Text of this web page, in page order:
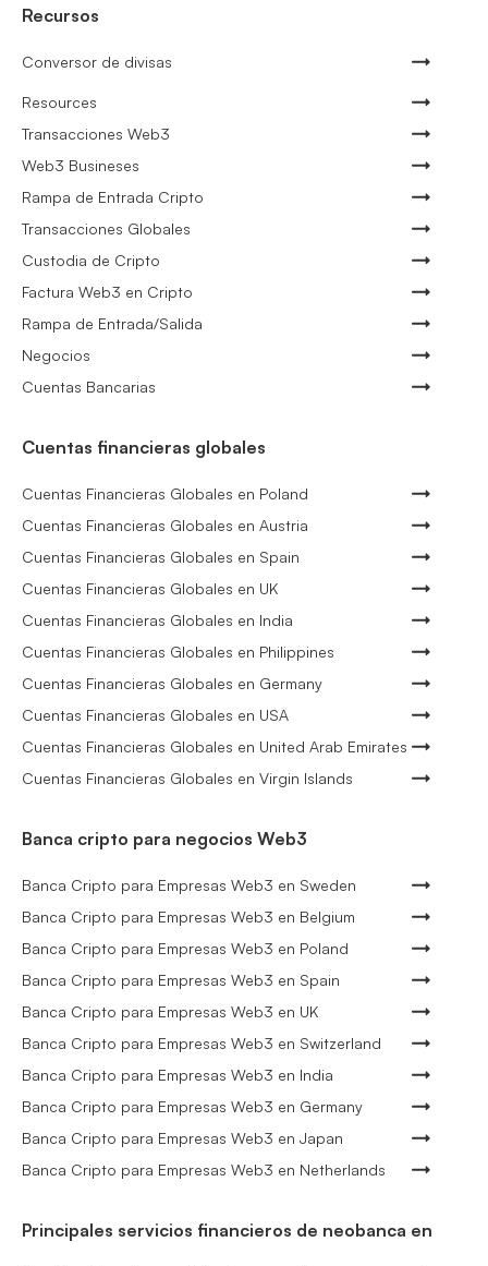
Recursos
Conversor de divisas
Resources
Transacciones Web3
Web3 Busineses
Rampa de Entrada Cripto
Transacciones Globales
Custodia de Cripto
Factura Web3 en Cripto
Rampa de Entrada/Salida
Negocios
Cuentas Bancarias
Cuentas financieras globales
Cuentas Financieras Globales en Poland
Cuentas Financieras Globales en Austria
Cuentas Financieras Globales en Spain
Cuentas Financieras Globales en UK
Cuentas Financieras Globales en India
Cuentas Financieras Globales en Philippines
Cuentas Financieras Globales en Germany
Cuentas Financieras Globales en USA
Cuentas Financieras Globales en United Arab Emirates
Cuentas Financieras Globales en Virgin Islands
Banca cripto para negocios Web3
Banca Cripto para Empresas Web3 en Sweden
Banca Cripto para Empresas Web3 en Belgium
Banca Cripto para Empresas Web3 en Poland
Banca Cripto para Empresas Web3 en Spain
Banca Cripto para Empresas Web3 en UK
Banca Cripto para Empresas Web3 en Switzerland
Banca Cripto para Empresas Web3 en India
Banca Cripto para Empresas Web3 en Germany
Banca Cripto para Empresas Web3 en Japan
Banca Cripto para Empresas Web3 en Netherlands
Principales servicios financieros de neobanca en